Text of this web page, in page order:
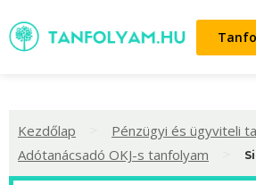
Kezdőlap Pénzügyi és ügyviteli
Adótanácsadó OKJ-s tanfolyam